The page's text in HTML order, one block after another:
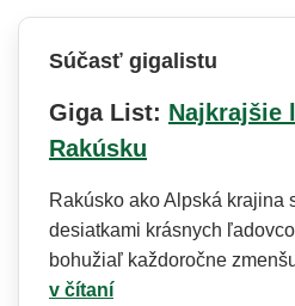
Súčasť gigalistu
Giga List: Najkrajšie
Rakúsku
Rakúsko ako Alpská krajina
desiatkami krásnych
bohužiaľ každoročne
v čítaní